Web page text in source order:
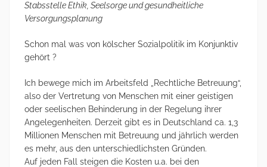
Stabsstelle Ethik, Seelsorge und gesundheitliche
Versorgungsplanung
Schon mal was von kölscher Sozialpolitik im Konjunktiv
gehört ?
Ich bewege mich im Arbeitsfeld „Rechtliche Betreuung“,
also der Vertretung von Menschen mit einer geistigen
oder seelischen Behinderung in der Regelung ihrer
Angelegenheiten. Derzeit gibt es in Deutschland ca. 1,3
Millionen Menschen mit Betreuung und jährlich werden
es mehr, aus den unterschiedlichsten Gründen.
Auf jeden Fall steigen die Kosten u.a. bei den